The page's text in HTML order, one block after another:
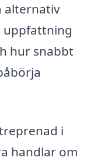
alternativ
uppfattning
hur snabbt
i
handlar om